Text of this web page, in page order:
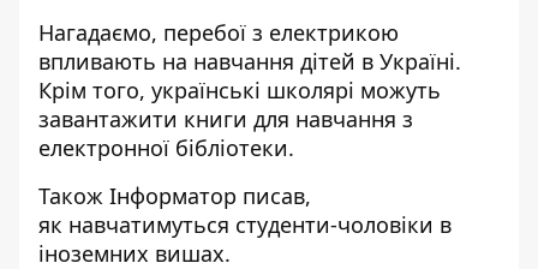
Нагадаємо, перебої з електрикою
впливають на навчання дітей в Україні.
Крім того, українські школярі можуть
завантажити книги для навчання з
електронної бібліотеки.
Також Інформатор писав,
як навчатимуться студенти-чоловіки в
іноземних вишах.